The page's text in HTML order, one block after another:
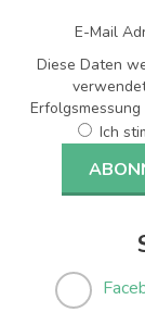
E-Mail
Diese Daten
Ich